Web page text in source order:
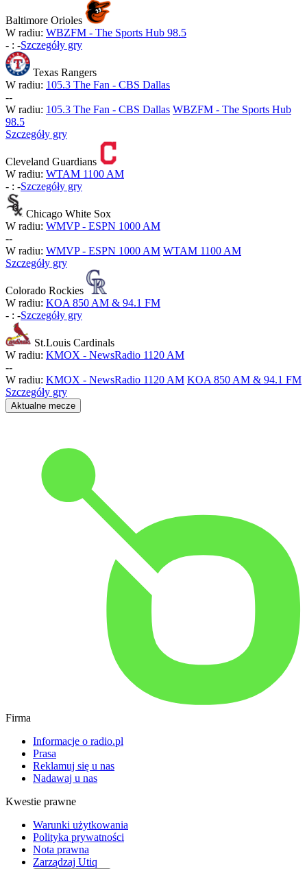
Baltimore Orioles
W radiu: WBZFM - The Sports Hub 98.5
- : -Szczegóły gry
Texas Rangers
W radiu: 105.3 The Fan - CBS Dallas
--
W radiu: 105.3 The Fan - CBS Dallas WBZFM - The Sports Hub
98.5
Szczegóły gry
Cleveland Guardians
W radiu: WTAM 1100 AM
- : -Szczegóły gry
Chicago White Sox
W radiu: WMVP - ESPN 1000 AM
--
W radiu: WMVP - ESPN 1000 AM WTAM 1100 AM
Szczegóły gry
Colorado Rockies
W radiu: KOA 850 AM & 94.1 FM
- : -Szczegóły gry
St.Louis Cardinals
W radiu: KMOX - NewsRadio 1120 AM
--
W radiu: KMOX - NewsRadio 1120 AM KOA 850 AM & 94.1 FM
Szczegóły gry
Aktualne mecze
Firma
Informacje o radio.pl
Prasa
Reklamuj się u nas
Nadawaj u nas
Kwestie prawne
Warunki użytkowania
Polityka prywatności
Nota prawna
Zarządzaj Utiq